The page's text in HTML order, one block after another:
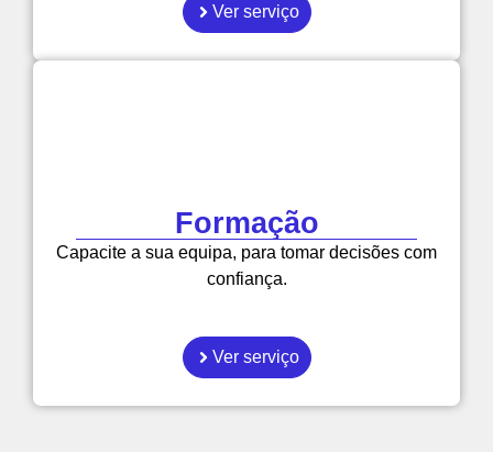
Ver serviço
Formação
Capacite a sua equipa, para tomar decisões com
confiança.
Ver serviço